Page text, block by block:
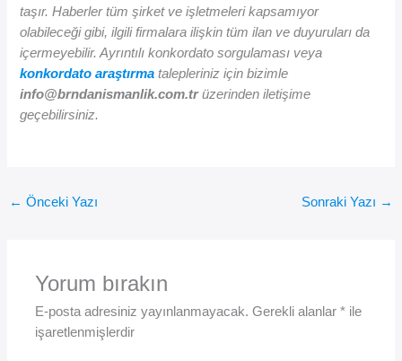
taşır. Haberler tüm şirket ve işletmeleri kapsamıyor
olabileceği gibi, ilgili firmalara ilişkin tüm ilan ve duyuruları da
içermeyebilir. Ayrıntılı konkordato sorgulaması veya
konkordato araştırma talepleriniz için bizimle
info@brndanismanlik.com.trüzerinden iletişime
geçebilirsiniz.
← Önceki Yazı Sonraki Yazı →
Yorum bırakın
E-posta adresiniz yayınlanmayacak. Gerekli alanlar* ile
işaretlenmişlerdir